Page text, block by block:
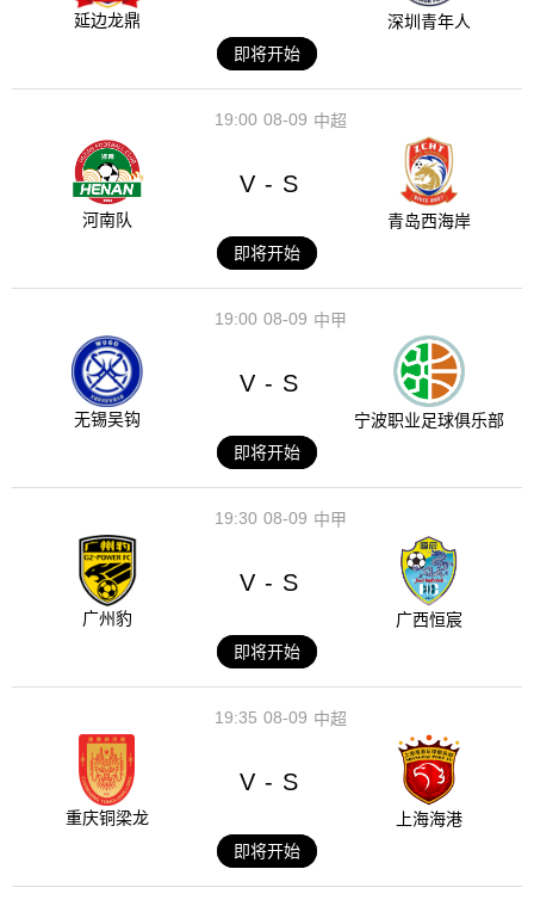
延边龙鼎
深圳青年人
即将开始
08-09
19:00 中超
河南队
V - S
青岛西海岸
即将开始
08-09
19:00 中甲
无锡吴钩
V - S
宁波职业足球俱乐部
即将开始
08-09
19:30 中甲
广州豹
V - S
广西恒宸
即将开始
08-09
19:35 中超
重庆铜梁龙
V - S
上海海港
即将开始